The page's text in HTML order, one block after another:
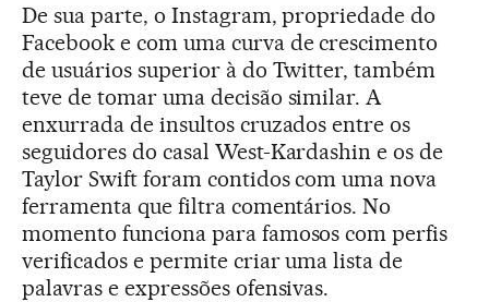
De sua parte, o Instagram, propriedade do
Facebook e com uma curva de crescimento
de usuários superior à do Twitter, também
teve de tomar uma decisão similar. A
enxurrada de insultos cruzados entre os
seguidores do casal West-Kardashin e os de
Taylor Swift foram contidos com uma nova
ferramenta que filtra comentários. No
momento funciona para famosos com perfis
verificados e permite criar uma lista de
palavras e expressões ofensivas.